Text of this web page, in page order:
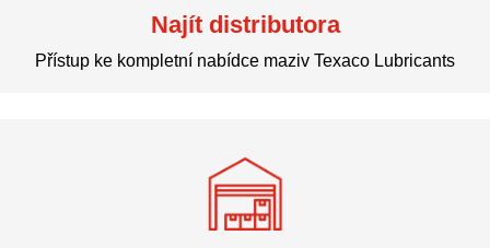
Najít distributora
Přístup ke kompletní nabídce maziv Texaco Lubricants